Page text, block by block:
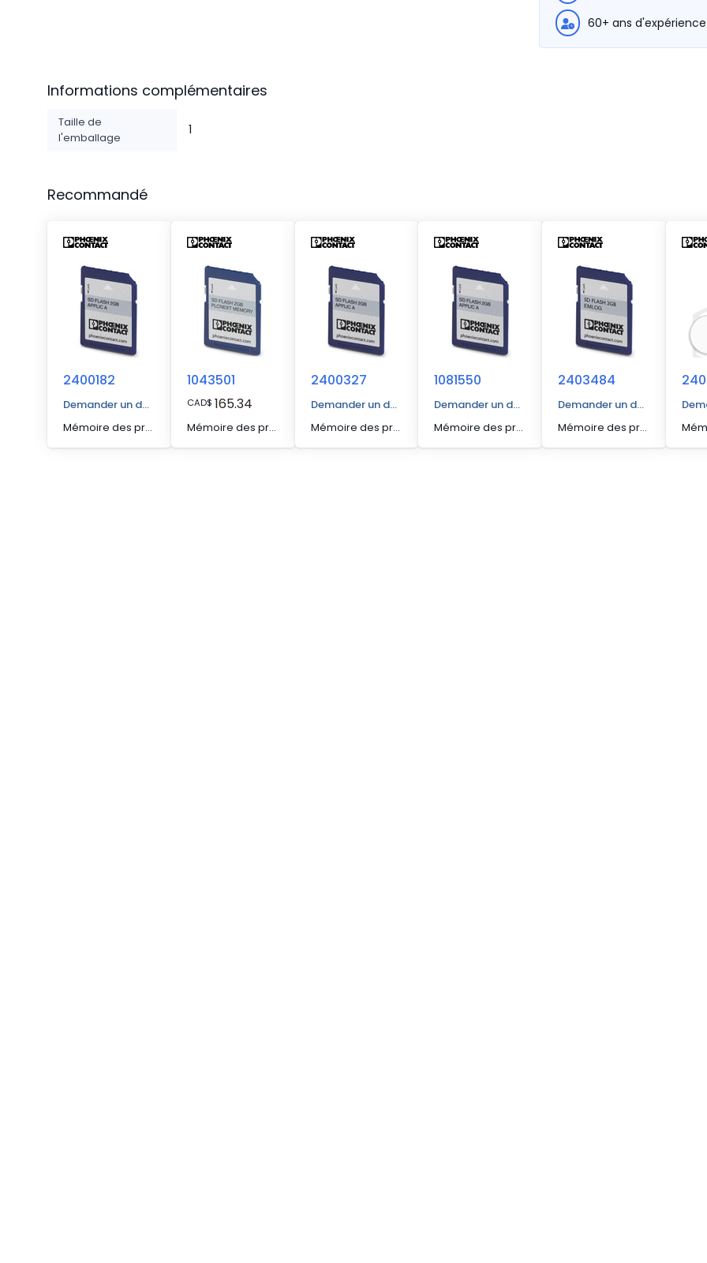
60+ ans d'expérience
Informations complémentaires
Taille de
l'emballage
1
Recommandé
2400182
Demander un devis
Mémoire des programmes et de configuration pour l'extension de la mémoire flash interne, enfichable, 2 Go, avec clé de licence pour une bibliothèque d'utilisateur permettant de réguler la puissance réactive (Solarworx).
1043501
CAD$ 165.34
Mémoire des programmes et de configuration pour l'enregistrement des programmes d'application et d'autres fichiers dans le système de fichiers de l'API, enfichable, 2 Go.
2400327
Demander un devis
Mémoire des programmes et de configuration pour l'extension de la mémoire flash interne, enfichable, 2 Go, avec clé de licence et programme utilisateur pour une commande d'éclairage.
1081550
Demander un devis
Mémoire des programmes et de configuration pour l'extension de la mémoire flash interne, enfichable, 2 Go, avec clé de licence et programme utilisateur pour la détection du gel.
2403484
Demander un devis
Mémoire des programmes et de configuration pour l'extension de la mémoire flash interne, enfichable, 2 Go, avec clé de licence et application EMlog, pour l'utilisation avec un automate Inline ILC 191 ME/AN. L'application EMlog permet de consulter les impulsions, les valeurs analogiques et le Modbus/RTU des appareils de mesure. Il est possible de configurer les canaux/appareils et la connexion à un système supérieur, avec l'interface basée web.